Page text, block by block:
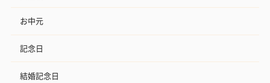
お中元
記念日
結婚記念日